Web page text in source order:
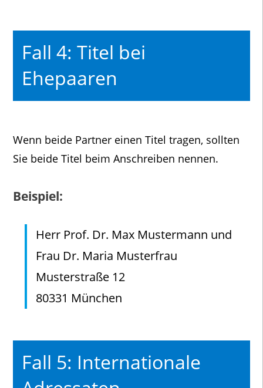
Fall 4: Titel bei
Ehepaaren
Wenn beide Partner einen Titel tragen, sollten
Sie beide Titel beim Anschreiben nennen.
Beispiel:
Herr Prof. Dr. Max Mustermann und
Frau Dr. Maria Musterfrau
Musterstraße 12
80331 München
Fall 5: Internationale